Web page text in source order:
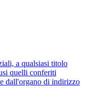
a qualsiasi titolo
quelli conferiti
dall'organo di indirizzo